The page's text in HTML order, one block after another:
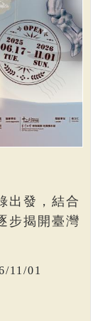
出發，結合
步揭開臺灣
11/01